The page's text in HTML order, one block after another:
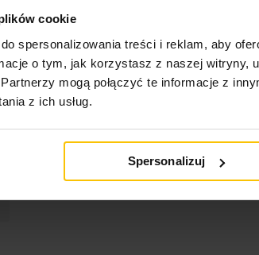
cookie
spersonalizowania treści i reklam, aby
o tym, jak korzystasz z naszej witryny,
mogą połączyć te informacje z
z ich usług.
Spersonalizuj
Zasłonę szytą na wymiar